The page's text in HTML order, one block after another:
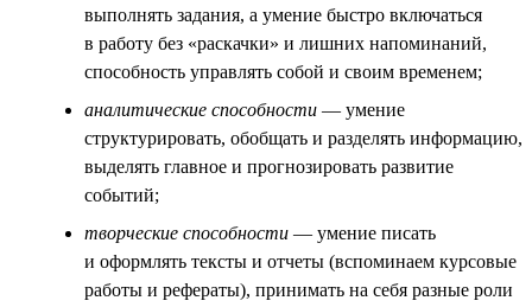
выполнять задания, а умение быстро включаться
в работу без «раскачки» и лишних напоминаний,
способность управлять собой и своим временем;
аналитические способности — умение
структурировать, обобщать и разделять информацию,
выделять главное и прогнозировать развитие
событий;
творческие способности — умение писать
и оформлять тексты и отчеты (вспоминаем курсовые
работы и рефераты), принимать на себя разные роли